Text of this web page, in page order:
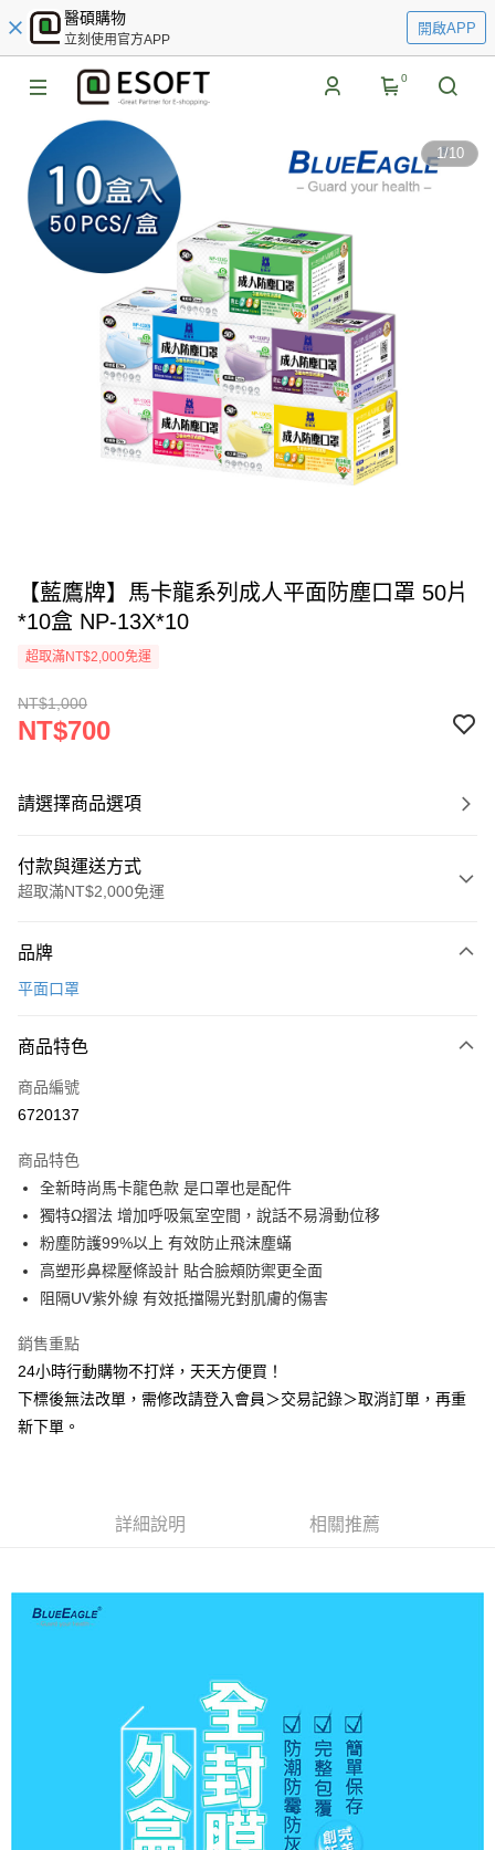
醫碩購物
立刻使用官方APP
開啟APP
0
1/10
【藍鷹牌】馬卡龍系列成人平面防塵口罩 50片
*10盒 NP-13X*10
超取滿NT$2,000免運
NT$1,000
NT$700
請選擇商品選項
付款與運送方式
超取滿NT$2,000免運
信用卡一次付款
LINE Pay
Apple Pay
Google Pay
全盈+PAY
AFTEE先享後付
相關說明
【關於「AFTEE先享後付」】
便利好安心！
１．簡單：不需註冊會員、不需綁卡、不需儲值。
２．便利：只要手機號碼，簡訊認證，即可結帳。
３．安心：先確認商品／服務後，再付款。
３．收到繳費通知簡訊後14天內，點擊此簡訊中的連結，可透過四大超商／
後付繳納相關費用。
※ 交易是否成功請以「AFTEE先享後付 」之結帳頁面顯示為準，若有關於
１．透過由恩沛科技股份有限公司提供之「AFTEE先享後付」服務完成之交
易，需依本服務之必要範圍內提供個人資料，並將交易相關給付款項請求債
權轉讓予恩沛科技股份有限公司。
２．關於個人資料處理事宜，請瀏覽以下網址：
https://aftee.tw/terms/#terms3
３．未成年的使用者請事先徵得法定代理人或監護人之同意方可使用
「AFTEE先享後付」，若未經同意申辦者引起之損失，本公司不負相關責
運送方式
全家取貨付款
每筆NT$60，滿NT$2,000(含以上)免運費
付款後7-11取貨
一般地區宅配<如偏遠地區會員請勿選擇一般宅配，請點選其他選項
內「偏遠地區宅配」>
每筆NT$90，滿NT$2,000(含以上)免運費
🚚偏遠地區宅配<請務必選擇此配送方式，偏遠地區可參照『首頁→
會員需知→偏遠地區配送事項』
品牌
平面口罩
商品特色
商品編號
6720137
商品特色
全新時尚馬卡龍色款 是口罩也是配件
獨特Ω摺法 增加呼吸氣室空間，說話不易滑動位移
粉塵防護99%以上 有效防止飛沫塵蟎
高塑形鼻樑壓條設計 貼合臉頰防禦更全面
阻隔UV紫外線 有效抵擋陽光對肌膚的傷害
銷售重點
24小時行動購物不打烊，天天方便買！
下標後無法改單，需修改請登入會員＞交易記錄＞取消訂單，再重
新下單。
詳細說明 相關推薦